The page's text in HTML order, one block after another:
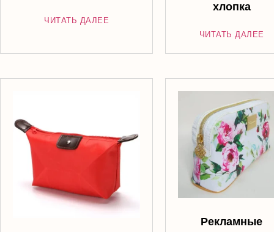
ЧИТАТЬ ДАЛЕЕ
хлопка
ЧИТАТЬ ДАЛЕЕ
Рекламные